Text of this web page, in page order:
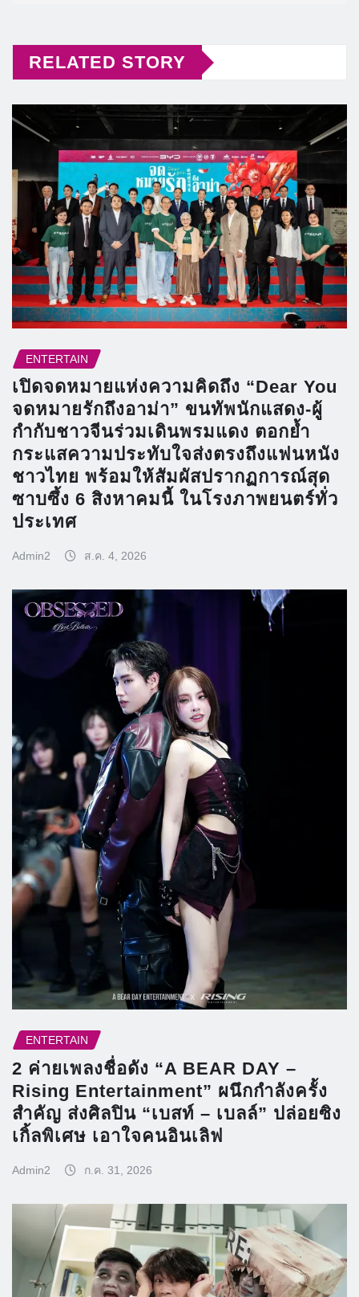
RELATED STORY
ENTERTAIN
เปิดจดหมายแห่งความคิดถึง “Dear You
จดหมายรักถึงอาม่า” ขนทัพนักแสดง-ผู้
กำกับชาวจีนร่วมเดินพรมแดง ตอกย้ำ
กระแสความประทับใจส่งตรงถึงแฟนหนัง
ชาวไทย พร้อมให้สัมผัสปรากฏการณ์สุด
ซาบซึ้ง 6 สิงหาคมนี้ ในโรงภาพยนตร์ทั่ว
ประเทศ
Admin2 ส.ค. 4, 2026
ENTERTAIN
2 ค่ายเพลงชื่อดัง “A BEAR DAY –
Rising Entertainment” ผนึกกำลังครั้ง
สำคัญ ส่งศิลปิน “เบสท์ – เบลล์” ปล่อยซิง
เกิ้ลพิเศษ เอาใจคนอินเลิฟ
Admin2 ก.ค. 31, 2026